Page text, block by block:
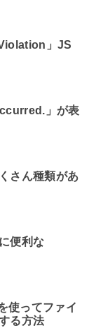
」JS
」が表
さん種類があ
便利な
使ってファイ
る方法